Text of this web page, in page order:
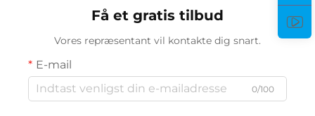
Få et gratis tilbud
Vores repræsentant vil kontakte dig snart.
E-mail
0/100